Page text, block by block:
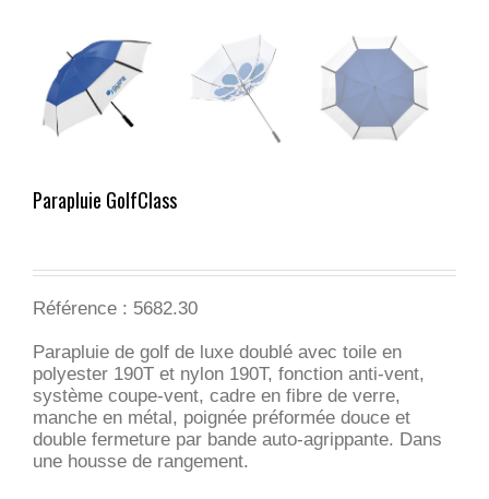
Parapluie GolfClass
Référence : 5682.30
Parapluie de golf de luxe doublé avec toile en
polyester 190T et nylon 190T, fonction anti-vent,
système coupe-vent, cadre en fibre de verre,
manche en métal, poignée préformée douce et
double fermeture par bande auto-agrippante. Dans
une housse de rangement.